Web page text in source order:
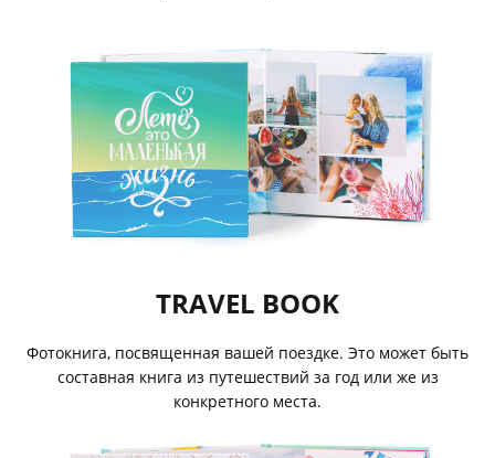
TRAVEL BOOK
Фотокнига, посвященная вашей поездке. Это может быть
составная книга из путешествий за год или же из
конкретного места.